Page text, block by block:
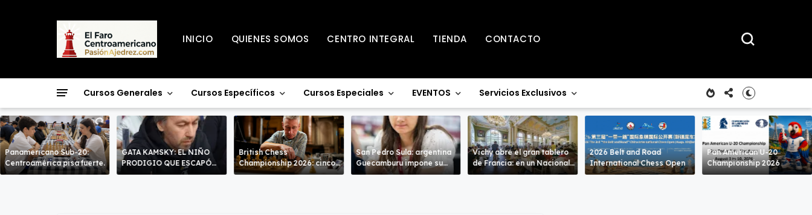
INICIO QUIENES SOMOS CENTRO INTEGRAL TIENDA CONTACTO
Cursos Generales Cursos Específicos Cursos Especiales EVENTOS Servicios Exclusivos
Panamericano Sub-20:
Centroamérica pisa fuerte.
GATA KAMSKY: EL NIÑO
PRODIGIO QUE ESCAPÓ
DOS VECES!
British Chess
Championship 2026: cinco
líderes entran en la recta
San Pedro Sula: argentina
Guecamburu impone su
poderío.
Vichy abre el gran tablero
de Francia: en un Nacional
de alto nivel
2026 Belt and Road
International Chess Open
Pan American U-20
Championship 2026